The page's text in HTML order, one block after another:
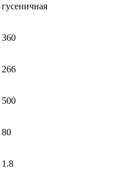
гусеничная
360
266
500
80
1.8